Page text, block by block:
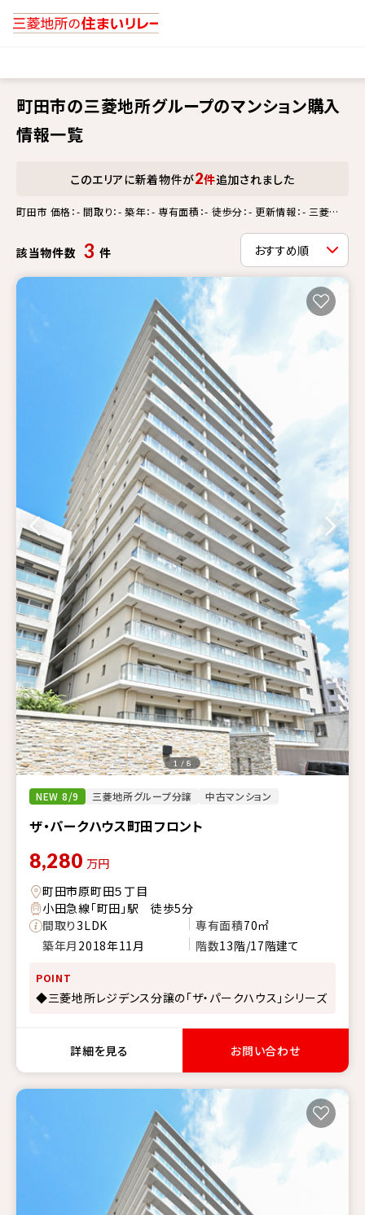
町田市の三菱地所グループのマンション購入
情報一覧
このエリアに新着物件が2件追加されました
町田市 価格：- 間取り：- 築年：- 専有面積：- 徒歩分：- 更新情報：- 三菱地
該当物件数 3 件
NEW 8/9 三菱地所グループ分譲 中古マンション
ザ・パークハウス町田フロント
1 / 8
8,280 万円
町田市原町田５丁目
小田急線「町田」駅 徒歩5分
間取り3LDK 専有面積70㎡
築年月 2018年11月 階数13階/17階建て
POINT
◆三菱地所レジデンス分譲の「ザ・パークハウス」シリーズ
詳細を見る お問い合わせ